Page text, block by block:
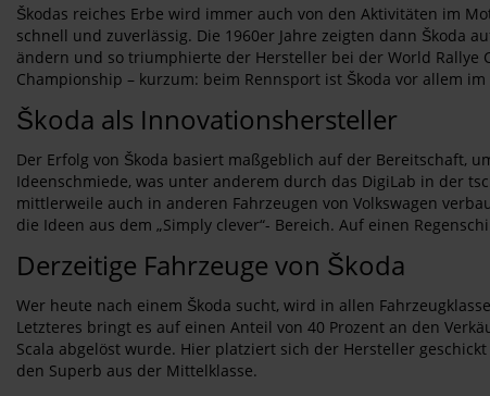
Škodas reiches Erbe wird immer auch von den Aktivitäten im
schnell und zuverlässig. Die 1960er Jahre zeigten dann Škoda
ändern und so triumphierte der Hersteller bei der World Rallye
Championship – kurzum: beim Rennsport ist Škoda vor allem
Škoda als Innovationshersteller
Der Erfolg von Škoda basiert maßgeblich auf der Bereitschaft,
Ideenschmiede, was unter anderem durch das DigiLab in der
mittlerweile auch in anderen Fahrzeugen von Volkswagen
die Ideen aus dem „Simply clever“- Bereich. Auf einen
Derzeitige Fahrzeuge von Škoda
Wer heute nach einem Škoda sucht, wird in allen
Letzteres bringt es auf einen Anteil von 40 Prozent an den
Scala abgelöst wurde. Hier platziert sich der Hersteller
den Superb aus der Mittelklasse.